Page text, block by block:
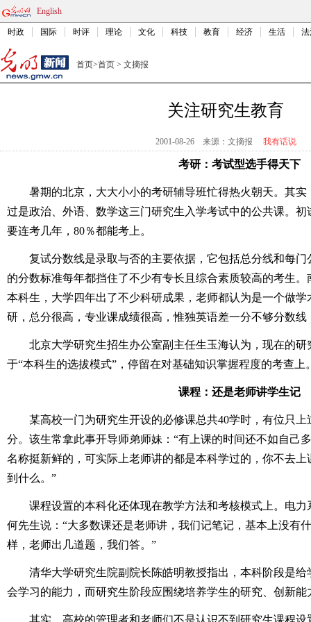
English
时政 国际 时评 理论 文化 科技 教育 经济 生活
首页>首页 > 文摘报
关注研究生教育
2001-08-26 来源：文摘报 我有话说
考研：考试型选手得天下
暑期的北京，大大小小的考研辅导班忙得热火朝天。其
过是政治、外语、数学这三门研究生入学考试中的公共课。
要连考几年，80％都能考上。
复试分数线是录取与否的主要依据，它包括总分线和每
的分数标准每年都挡住了不少有专长且综合素质较高的考生
本科生，大学四年出了不少科研成果，老师都认为是一个做
研，总分很高，专业课成绩很高，惟独英语差一分不够分数线
北京大学研究生招生办公室副主任生玉海认为，现在的
于“本科生的选拔模式”，停留在对基础知识掌握程度的考查上
课程：还是老师讲学生记
某高校一门为研究生开设的必修课总共40学时，有位只
分。该生常拿此事开导师弟师妹：“有上课的时间还不如自己
名称挺新鲜的，可实际上老师讲的都是本科学过的，你不去
到什么。”
课程设置的本科化还体现在教学方法和考核模式上。电
何先生说：“大多数课还是老师讲，我们记笔记，基本上没有
样，老师出几道题，我们答。”
清华大学研究生院副院长陈皓明教授指出，本科阶段是
会学习的能力，而研究生阶段应围绕培养学生的研究、创新能
其实，高校的管理者和老师们不是认识不到研究生课程